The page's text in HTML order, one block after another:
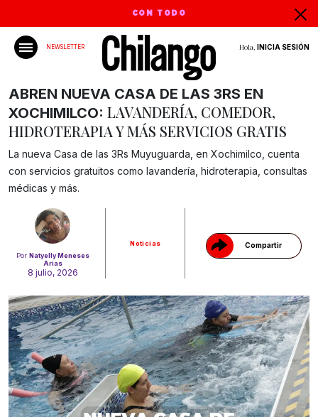
CON TODO
NEWSLETTER Hola, INICIA SESIÓN
Por Natyelly Meneses
Arias
8 julio, 2026
Noticias Compartir
Gracias!
ABREN NUEVA CASA DE LAS 3RS EN
XOCHIMILCO: LAVANDERÍA, COMEDOR,
HIDROTERAPIA Y MÁS SERVICIOS GRATIS
La nueva Casa de las 3Rs Muyuguarda, en Xochimilco, cuenta
con servicios gratuitos como lavandería, hidroterapia, consultas
médicas y más.